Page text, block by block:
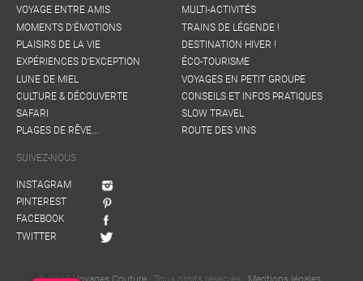
VOYAGE ENTRE AMIS
MOMENTS D'ÉMOTIONS
PLAISIRS DE LA VIE
EXPÉRIENCES D'EXCEPTION
LUNE DE MIEL
CULTURE & DÉCOUVERTE
SAFARI
PLAGES DE RÊVE...
MULTI-ACTIVITÉS
TRAINS DE LÉGENDE !
DESTINATION HIVER !
ÉCO-TOURISME
VOYAGES EN PETIT GROUPE
CONSEILS ET INFOS PRATIQUES
SLOW TRAVEL
ROUTE DES VINS
SUIVEZ-NOUS
INSTAGRAM
PINTEREST
FACEBOOK
TWITTER